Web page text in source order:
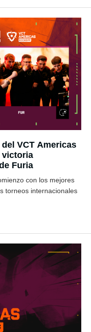
VCT Americas
victoria
Furia
con los mejores
torneos internacionales